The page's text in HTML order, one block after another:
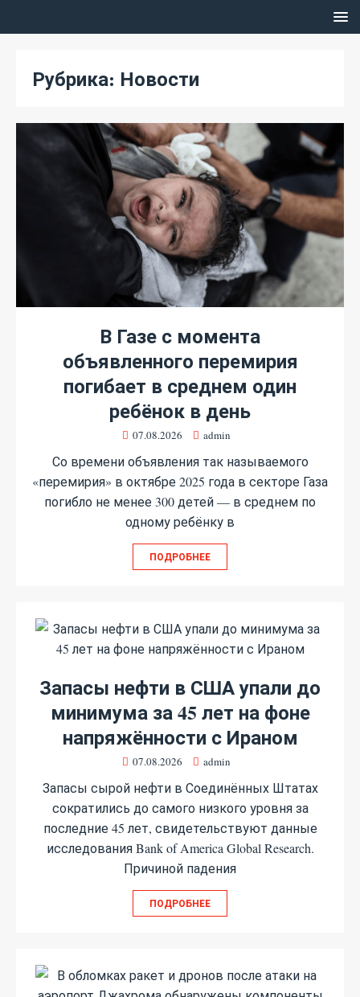
Рубрика: Новости
В Газе с момента
объявленного перемирия
погибает в среднем один
ребёнок в день
07.08.2026 admin
Со времени объявления так называемого
«перемирия» в октябре 2025 года в секторе Газа
погибло не менее 300 детей — в среднем по
одному ребёнку в
ПОДРОБНЕЕ
Запасы нефти в США упали до
минимума за 45 лет на фоне
напряжённости с Ираном
07.08.2026 admin
Запасы сырой нефти в Соединённых Штатах
сократились до самого низкого уровня за
последние 45 лет, свидетельствуют данные
исследования Bank of America Global Research.
Причиной падения
ПОДРОБНЕЕ